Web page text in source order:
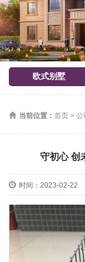
欧式别墅
当前位置： 首页 > 公
守初心 创
时间：2023-02-22